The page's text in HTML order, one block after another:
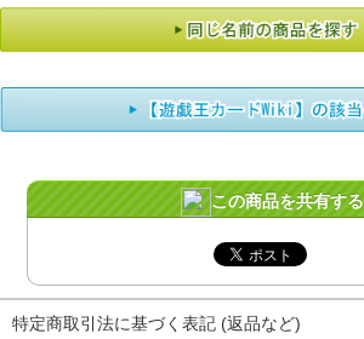
この商品を共有する
特定商取引法に基づく表記 (返品など)